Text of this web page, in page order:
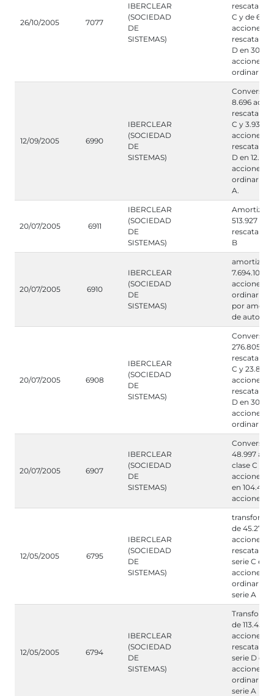
26/10/2005 7077
IBERCLEAR
(SOCIEDAD
DE
SISTEMAS)
C y de
acciones
D en 30.152
acciones
ordinarias
12/09/2005 6990
IBERCLEAR
(SOCIEDAD
DE
SISTEMAS)
8.696
C y 3.932
acciones
D en 12.628
acciones
ordinarias
A.
20/07/2005 6911
IBERCLEAR
(SOCIEDAD
DE
SISTEMAS)
513.927
B
20/07/2005 6910
IBERCLEAR
(SOCIEDAD
DE
SISTEMAS)
7.694.101
acciones
ordinarias
por
de
20/07/2005 6908
IBERCLEAR
(SOCIEDAD
DE
SISTEMAS)
276.805
C y 23.847
acciones
D en
acciones
ordinarias
20/07/2005 6907
IBERCLEAR
(SOCIEDAD
DE
SISTEMAS)
48.997
clase C y
acciones
en 104.403
acciones
12/05/2005 6795
IBERCLEAR
(SOCIEDAD
DE
SISTEMAS)
de 45.272
acciones
serie C en
acciones
ordinarias
serie A
12/05/2005 6794
IBERCLEAR
(SOCIEDAD
DE
SISTEMAS)
de 113.455
acciones
serie D en
acciones
ordinarias
serie A